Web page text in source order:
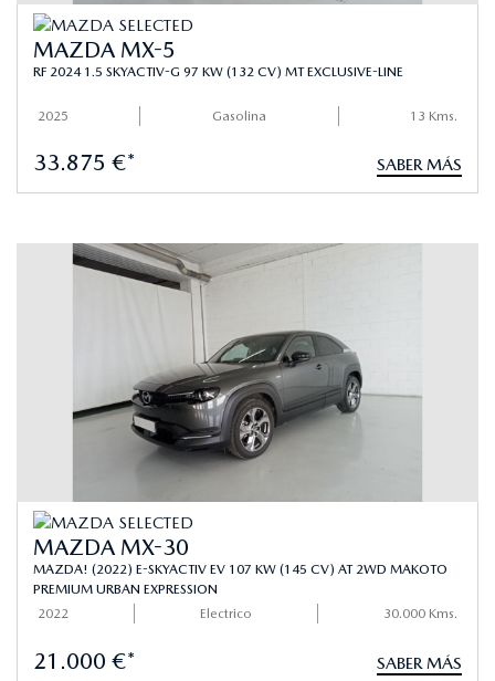
MAZDA MX-5
RF 2024 1.5 SKYACTIV-G 97 KW (132 CV) MT EXCLUSIVE-LINE
2025 Gasolina 13 Kms.
33.875 €* SABER MÁS
MAZDA MX-30
MAZDA! (2022) E-SKYACTIV EV 107 KW (145 CV) AT 2WD MAKOTO
PREMIUM URBAN EXPRESSION
2022
Electrico 30.000 Kms.
21.000 €* SABER MÁS